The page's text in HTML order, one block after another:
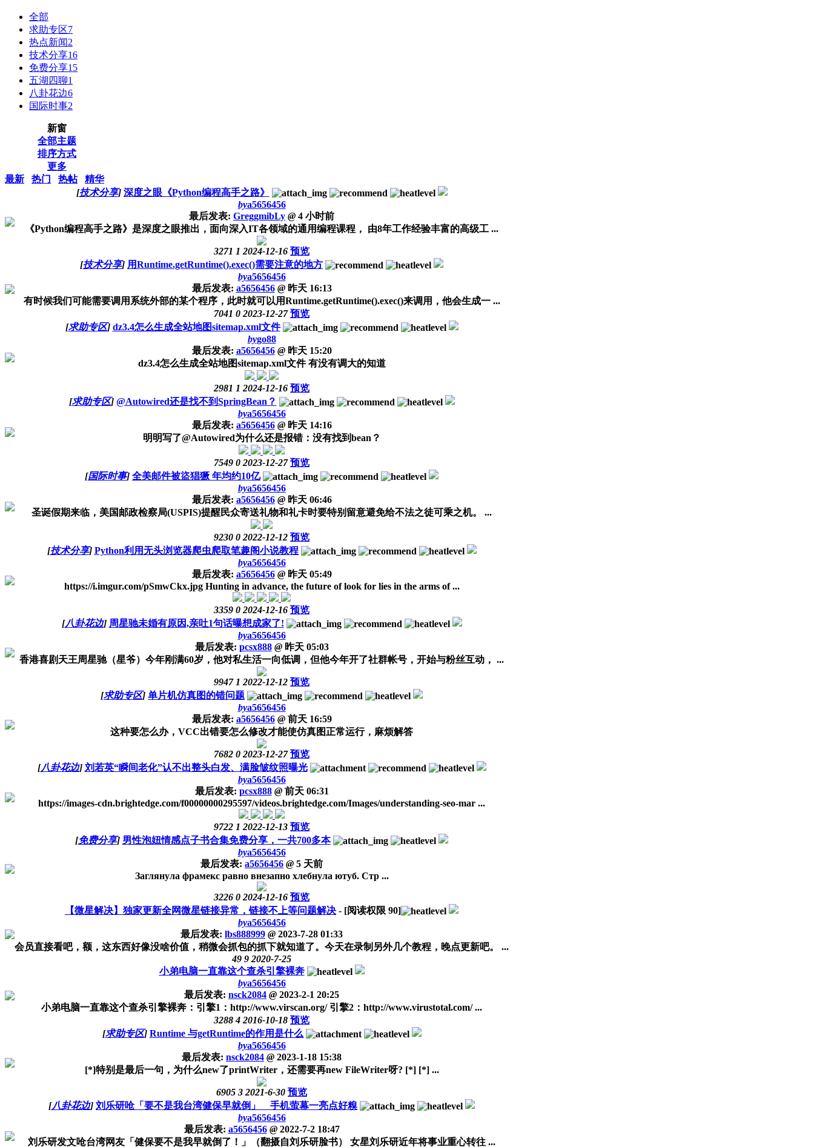
全部
求助专区7
热点新闻2
技术分享16
免费分享15
五湖四聊1
八卦花边6
国际时事2
新窗
全部主题
排序方式
更多
最新
热门 热帖
精华
[技术分享] 深度之眼《Python编程高手之路》
bya5656456
最后发表: GreggmibLy @ 4 小时前
《Python编程高手之路》是深度之眼推出，面向深入IT各领域的通用编程课程， 由8年工作经验丰富的高级工 ...
3271 1 2024-12-16 预览
[技术分享] 用Runtime.getRuntime().exec()需要注意的地方
bya5656456
最后发表: a5656456 @ 昨天 16:13
有时候我们可能需要调用系统外部的某个程序，此时就可以用Runtime.getRuntime().exec()来调用，他会生成一 ...
7041 0 2023-12-27 预览
[求助专区] dz3.4怎么生成全站地图sitemap.xml文件
bygo88
最后发表: a5656456 @ 昨天 15:20
dz3.4怎么生成全站地图sitemap.xml文件 有没有调大的知道
2981 1 2024-12-16 预览
[求助专区] @Autowired还是找不到SpringBean？
bya5656456
最后发表: a5656456 @ 昨天 14:16
明明写了@Autowired为什么还是报错：没有找到bean？
7549 0 2023-12-27 预览
[国际时事] 全美邮件被盜猖獗 年均约10亿
bya5656456
最后发表: a5656456 @ 昨天 06:46
圣诞假期来临，美国邮政检察局(USPIS)提醒民众寄送礼物和礼卡时要特别留意避免给不法之徒可乘之机。 ...
9230 0 2022-12-12 预览
[技术分享] Python利用无头浏览器爬虫爬取笔趣阁小说教程
bya5656456
最后发表: a5656456 @ 昨天 05:49
https://i.imgur.com/pSmwCkx.jpg Hunting in advance, the future of look for lies in the arms of ...
3359 0 2024-12-16 预览
[八卦花边] 周星驰未婚有原因,亲吐1句话曝想成家了!
bya5656456
最后发表: pcsx888 @ 昨天 05:03
香港喜剧天王周星驰（星爷）今年刚满60岁，他对私生活一向低调，但他今年开了社群帐号，开始与粉丝互动， ...
9947 1 2022-12-12 预览
[求助专区] 单片机仿真图的错问题
bya5656456
最后发表: a5656456 @ 前天 16:59
这种要怎么办，VCC出错要怎么修改才能使仿真图正常运行，麻烦解答
7682 0 2023-12-27 预览
[八卦花边] 刘若英“瞬间老化”认不出整头白发、满脸皱纹照曝光
bya5656456
最后发表: pcsx888 @ 前天 06:31
https://images-cdn.brightedge.com/f00000000295597/videos.brightedge.com/Images/understanding-seo-mar ...
9722 1 2022-12-13 预览
[免费分享] 男性泡妞情感点子书合集免费分享，一共700多本
bya5656456
最后发表: a5656456 @ 5 天前
Заглянула фрамекс равно внезапно хлебнула ютуб. Стр ...
3226 0 2024-12-16 预览
【微星解决】独家更新全网微星链接异常，链接不上等问题解决 - [阅读权限 90]
bya5656456
最后发表: lbs888999 @ 2023-7-28 01:33
会员直接看吧，额，这东西好像没啥价值，稍微会抓包的抓下就知道了。今天在录制另外几个教程，晚点更新吧。 ...
49 9 2020-7-25
小弟电脑一直靠这个查杀引擎裸奔
bya5656456
最后发表: nsck2084 @ 2023-2-1 20:25
小弟电脑一直靠这个查杀引擎裸奔：引擎1：http://www.virscan.org/ 引擎2：http://www.virustotal.com/ ...
3288 4 2016-10-18 预览
[求助专区] Runtime 与getRuntime的作用是什么
bya5656456
最后发表: nsck2084 @ 2023-1-18 15:38
[*]特别是最后一句，为什么new了printWriter，还需要再new FileWriter呀? [*] [*] ...
6905 3 2021-6-30 预览
[八卦花边] 刘乐研呛「要不是我台湾健保早就倒」 手机萤幕一亮点好糗
bya5656456
最后发表: a5656456 @2022-7-2 18:47
刘乐研发文呛台湾网友「健保要不是我早就倒了！」（翻摄自刘乐研脸书） 女星刘乐研近年将事业重心转往 ...